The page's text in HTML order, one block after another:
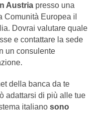
Austria presso una
Comunità Europea il
Dovrai valutare quale
e contattare la sede
un consulente
della banca da te
adattarsi di più alle tue
italiano sono